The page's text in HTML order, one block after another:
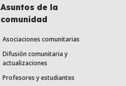
Asuntos de la
comunidad
Asociaciones comunitarias
Difusión comunitaria y
actualizaciones
Profesores y estudiantes